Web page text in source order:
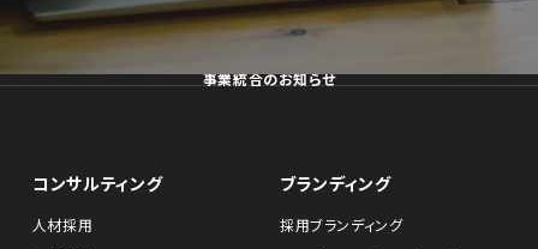
事業統合のお知らせ
コンサルティング
人材採用
ブランディング
採用ブランディング